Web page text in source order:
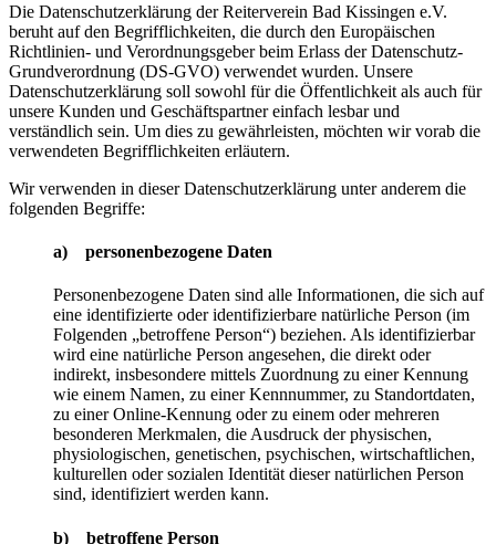
Die Datenschutzerklärung der Reiterverein Bad Kissingen e.V.
beruht auf den Begrifflichkeiten, die durch den Europäischen
Richtlinien- und Verordnungsgeber beim Erlass der Datenschutz-
Grundverordnung (DS-GVO) verwendet wurden. Unsere
Datenschutzerklärung soll sowohl für die Öffentlichkeit als auch für
unsere Kunden und Geschäftspartner einfach lesbar und
verständlich sein. Um dies zu gewährleisten, möchten wir vorab die
verwendeten Begrifflichkeiten erläutern.
Wir verwenden in dieser Datenschutzerklärung unter anderem die
folgenden Begriffe:
a) personenbezogene Daten
Personenbezogene Daten sind alle Informationen, die sich auf
eine identifizierte oder identifizierbare natürliche Person (im
Folgenden „betroffene Person“) beziehen. Als identifizierbar
wird eine natürliche Person angesehen, die direkt oder
indirekt, insbesondere mittels Zuordnung zu einer Kennung
wie einem Namen, zu einer Kennnummer, zu Standortdaten,
zu einer Online-Kennung oder zu einem oder mehreren
besonderen Merkmalen, die Ausdruck der physischen,
physiologischen, genetischen, psychischen, wirtschaftlichen,
kulturellen oder sozialen Identität dieser natürlichen Person
sind, identifiziert werden kann.
b) betroffene Person